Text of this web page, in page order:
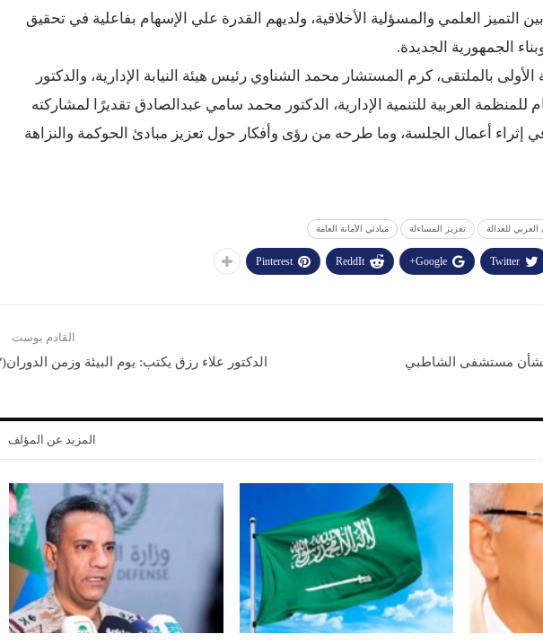
التميز العلمي والمسؤلية الأخلاقية، ولديهم القدرة علي الإسهام بفاعلية في تحقيق
الجمهورية الجديدة.
بالملتقى، كرم المستشار محمد الشناوي رئيس هيئة النيابة الإدارية، والدكتور
للمنظمة العربية للتنمية الإدارية، الدكتور محمد سامي عبدالصادق تقديرًا لمشاركته
في إثراء أعمال الجلسة، وما طرحه من رؤى وأفكار حول تعزيز مبادئ الحوكمة والنزاهة
العربي للعدالة تعزيز المساءلة مبادئي الأمانة العامة
Twitter
Google+
ReddIt
Pinterest
بشأن مستشفى الشاطبي
القادم بوست
الدكتور علاء رزق يكتب: يوم البيئة وزمن الدوران(٣)
المزيد عن المؤلف